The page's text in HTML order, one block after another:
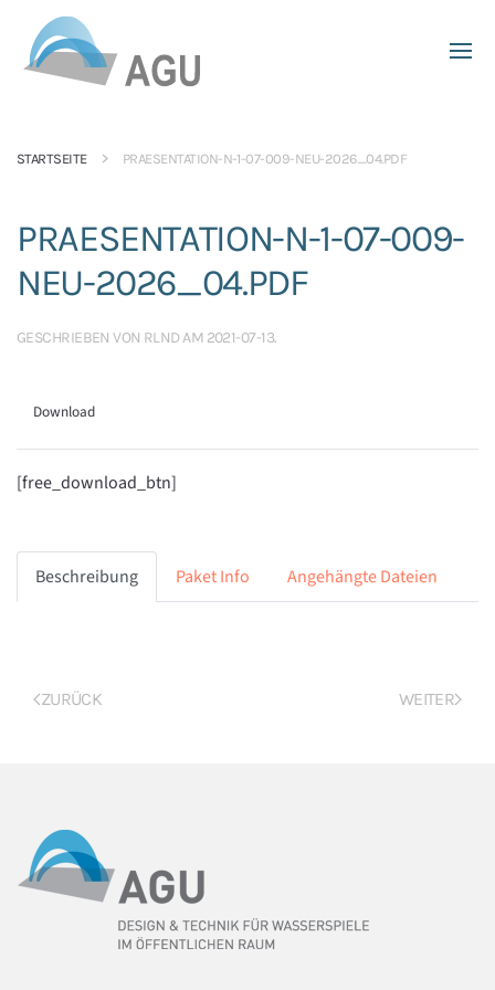
Skip to main content
STARTSEITE PRAESENTATION-N-1-07-009-NEU-2026_04.PDF
PRAESENTATION-N-1-07-009-
NEU-2026_04.PDF
GESCHRIEBEN VON RLNDAM 2021-07-13.
Download
[free_download_btn]
Beschreibung Paket Info Angehängte Dateien
ZURÜCK WEITER